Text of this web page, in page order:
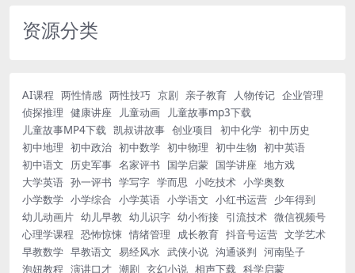
资源分类
AI课程 两性情感 两性技巧 京剧 亲子教育 人物传记 企业管理
侦探推理 健康讲座 儿童动画
儿童故事mp3下载
儿童故事MP4下载 凯叔讲故事 创业项目 初中化学 初中历史
初中地理 初中政治 初中数学 初中物理 初中生物 初中英语
初中语文
历史军事 名家评书 国学启蒙 国学讲座 地方戏
大学英语 孙一评书 学写字 学而思 小吃技术 小学奥数
小学数学 小学综合 小学英语 小学语文 小红书运营 少年得到
幼儿动画片 幼儿早教 幼儿识字 幼小衔接 引流技术 微信视频号
心理学课程 恐怖惊悚 情绪管理 成长教育 抖音号运营 文学艺术
早教数学 早教语文 易经风水 武侠小说 沟通谈判 河南坠子
泡妞教程 演讲口才 潮剧 玄幻小说 相声下载 科学启蒙